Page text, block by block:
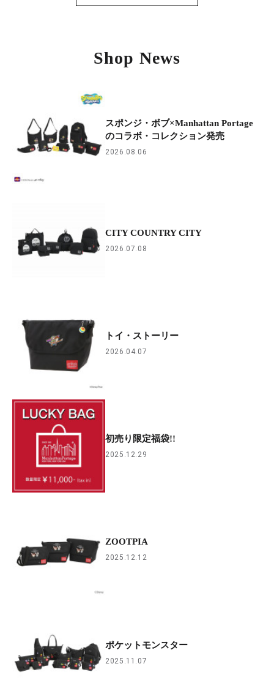
Shop News
スポンジ・ボブ×Manhattan Portage
のコラボ・コレクション発売
2026.08.06
CITY COUNTRY CITY
2026.07.08
トイ・ストーリー
2026.04.07
初売り限定福袋!!
2025.12.29
ZOOTPIA
2025.12.12
ポケットモンスター
2025.11.07